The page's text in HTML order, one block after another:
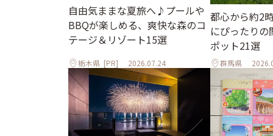
自由気ままな夏旅へ♪プールや
BBQが楽しめる、爽快な森のコ
テージ＆リゾート15選
栃木県 [PR] 2026.07.24
都心から約2
にぴったり
ポット21選
群馬県